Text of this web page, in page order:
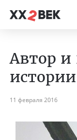
Автор и
11 февраля 2016